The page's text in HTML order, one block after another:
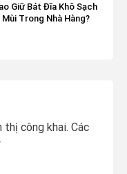
Giữ Bát Đĩa Khô Sạch
Mùi Trong Nhà Hàng?
thị công khai. Các